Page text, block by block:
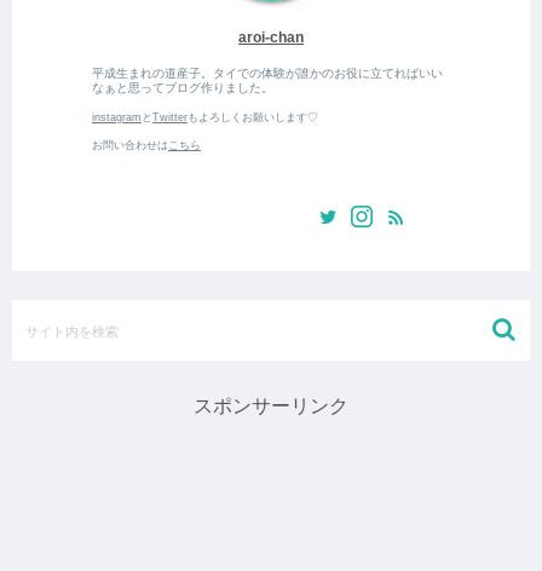
aroi-chan
平成生まれの道産子。タイでの体験が誰かのお役に立てればいい
なぁと思ってブログ作りました。
instagram と Twitterもよろしくお願いします♡
お問い合わせは こちら
スポンサーリンク